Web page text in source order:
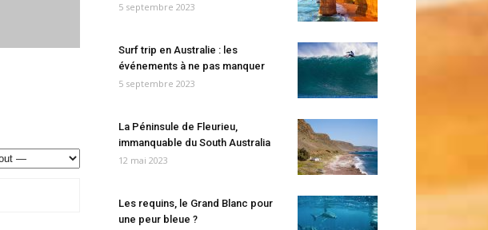
5 septembre 2023
Surf trip en Australie : les
événements à ne pas manquer
5 septembre 2023
La Péninsule de Fleurieu,
immanquable du South Australia
12 mai 2023
Les requins, le Grand Blanc pour
une peur bleue ?